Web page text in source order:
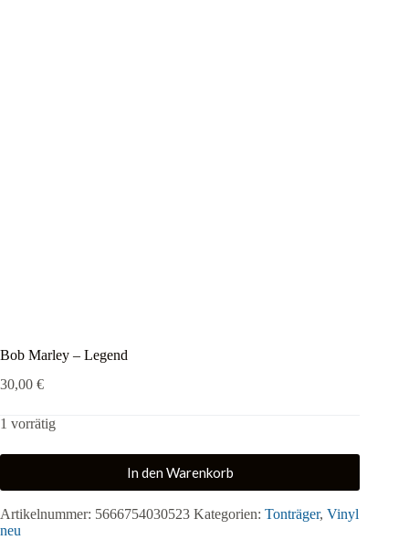
Bob Marley – Legend
30,00 €
1 vorrätig
In den Warenkorb
Artikelnummer: 5666754030523 Kategorien: Tonträger, Vinyl
neu